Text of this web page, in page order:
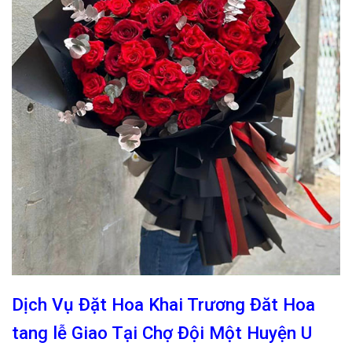
Dịch Vụ Đặt Hoa Khai Trương Đăt Hoa
tang lễ Giao Tại Chợ Đội Một Huyện U